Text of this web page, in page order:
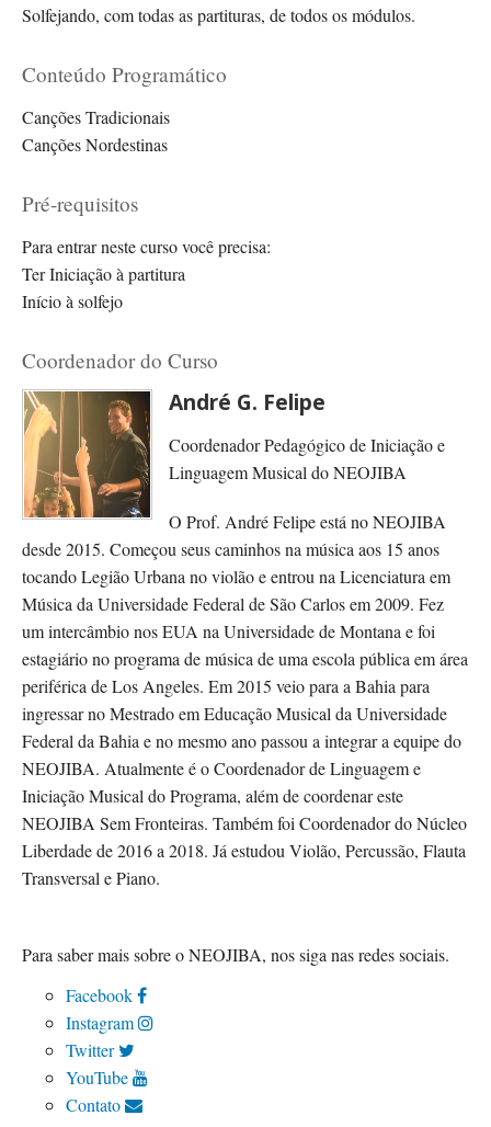
Solfejando, com todas as partituras, de todos os módulos.
Conteúdo Programático
Canções Tradicionais
Canções Nordestinas
Pré-requisitos
Para entrar neste curso você precisa:
Ter Iniciação à partitura
Início à solfejo
Coordenador do Curso
André G. Felipe
Coordenador Pedagógico de Iniciação e
Linguagem Musical do NEOJIBA
O Prof. André Felipe está no NEOJIBA
desde 2015. Começou seus caminhos na música aos 15 anos
tocando Legião Urbana no violão e entrou na Licenciatura em
Música da Universidade Federal de São Carlos em 2009. Fez
um intercâmbio nos EUA na Universidade de Montana e foi
estagiário no programa de música de uma escola pública em área
periférica de Los Angeles. Em 2015 veio para a Bahia para
ingressar no Mestrado em Educação Musical da Universidade
Federal da Bahia e no mesmo ano passou a integrar a equipe do
NEOJIBA. Atualmente é o Coordenador de Linguagem e
Iniciação Musical do Programa, além de coordenar este
NEOJIBA Sem Fronteiras. Também foi Coordenador do Núcleo
Liberdade de 2016 a 2018. Já estudou Violão, Percussão, Flauta
Transversal e Piano.
Para saber mais sobre o NEOJIBA, nos siga nas redes sociais.
Facebook
Instagram
Twitter
YouTube
Contato